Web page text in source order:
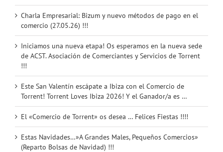
Charla Empresarial: Bizum y nuevo métodos de pago en el
comercio (27.05.26) !!!
Iniciamos una nueva etapa! Os esperamos en la nueva sede
de ACST. Asociación de Comerciantes y Servicios de Torrent
!!!
Este San Valentín escápate a Ibiza con el Comercio de
Torrent! Torrent Loves Ibiza 2026! Y el Ganador/a es …
El «Comercio de Torrent» os desea … Felices Fiestas !!!!
Estas Navidades…»A Grandes Males, Pequeños Comercios»
(Reparto Bolsas de Navidad) !!!